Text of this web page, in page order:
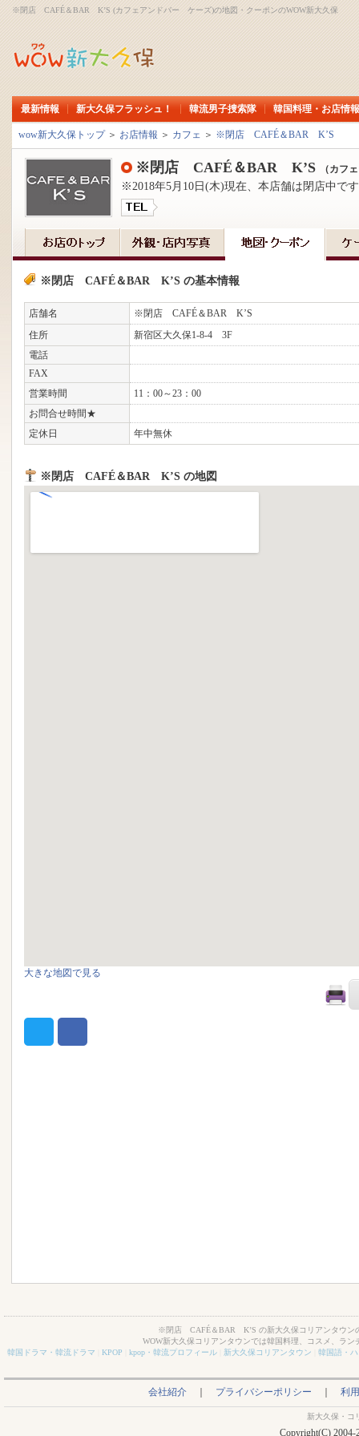
※閉店 CAFÉ＆BAR K’S (カフェアンドバー ケーズ)の地図・クーポンのWOW新大久保
最新情報 新大久保フラッシュ！ 韓流男子捜索隊 韓国料理・お店情報
wow新大久保トップ＞ お店情報 ＞ カフェ ＞ ※閉店 CAFÉ＆BAR K’S
※閉店 CAFÉ＆BAR K’S （カフ
※2018年5月10日(木)現在、本店舗は閉店中で
※閉店 CAFÉ＆BAR K’S の基本情報
店舗名
※閉店 CAFÉ＆BAR K’S
住所
新宿区大久保1-8-4 3F
電話
FAX
営業時間
11：00～23：00
お問合せ時間★
定休日
年中無休
※閉店 CAFÉ＆BAR K’S の地図
大きな地図で見る
※閉店 CAFÉ＆BAR K’S の新大久保コリアンタウン
WOW新大久保コリアンタウンでは韓国料理、コスメ、ラ
韓国ドラマ・韓流ドラマ
KPOP kpop・韓流プロフィール 新大久保コリアンタウン 韓国語・
会社紹介 プライバシーポリシー 利
新大久保・コ
Copyright(C)